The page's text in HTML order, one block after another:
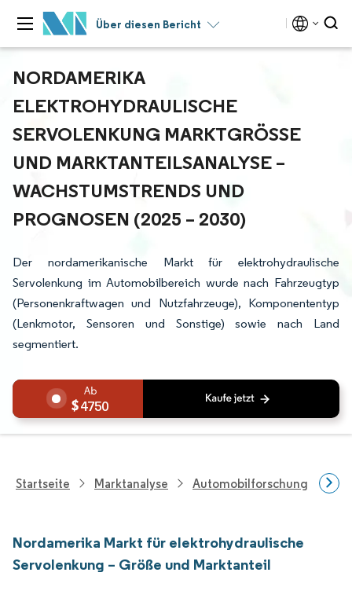
Über diesen Bericht
NORDAMERIKA
ELEKTROHYDRAULISCHE
SERVOLENKUNG MARKTGRÖSSE U
ND MARKTANTEILSANALYSE – W
ACHSTUMSTRENDS UND P
ROGNOSEN (2025 – 2030)
Der nordamerikanische Markt für elektrohydraulische
Servolenkung im Automobilbereich wurde nach Fahrzeugtyp
(Personenkraftwagen und Nutzfahrzeuge), Komponententyp
(Lenkmotor, Sensoren und Sonstige) sowie nach Land
segmentiert.
4750
Startseite Marktanalyse Automobilforschung
Nordamerika Markt für elektrohydraulische
Servolenkung – Größe und Marktanteil